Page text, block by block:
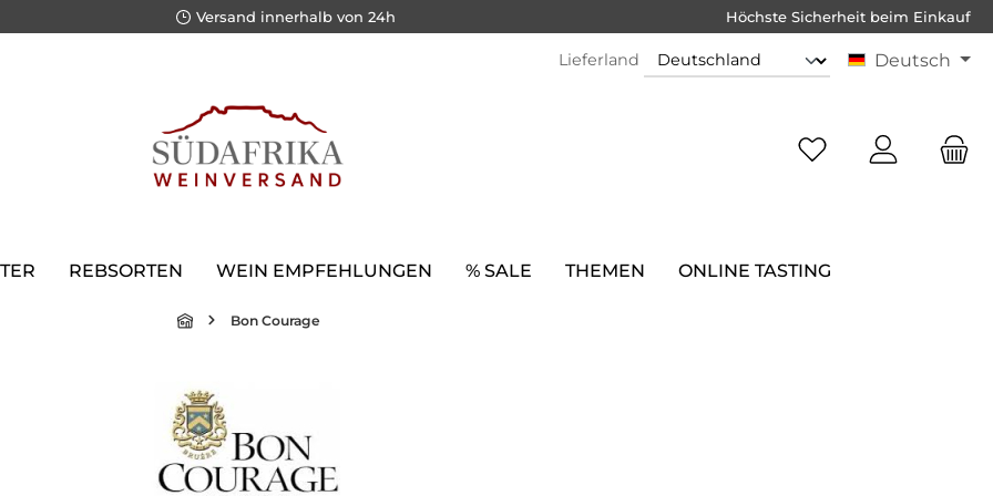
Versand innerhalb von 24h Höchste Sicherheit beim Einkauf
Lieferland Deutsch
REBSORTEN WEIN EMPFEHLUNGEN % SALE THEMEN ONLINE TASTING
Bon Courage